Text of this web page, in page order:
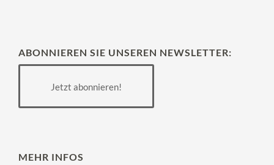
ABONNIEREN SIE UNSEREN NEWSLETTER:
Jetzt abonnieren!
MEHR INFOS